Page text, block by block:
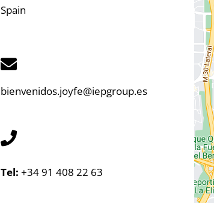
Spain
bienvenidos.joyfe@iepgroup.es
Tel: +34 91 408 22 63